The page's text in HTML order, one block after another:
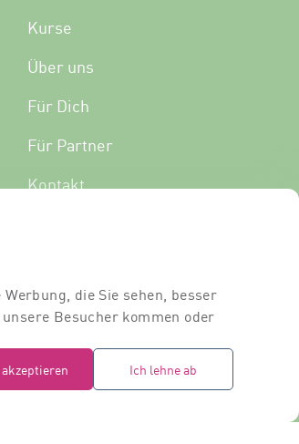
die Sie sehen, besser
Besucher kommen oder
Ich lehne ab
Kurse
Über uns
Für Dich
Für Partner
Kontakt
Raumvermietung